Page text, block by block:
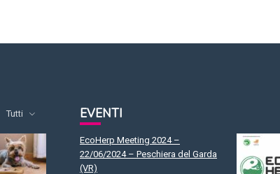
Tutti EVENTI
EcoHerp Meeting 2024 –
22/06/2024 – Peschiera del Garda
(VR)